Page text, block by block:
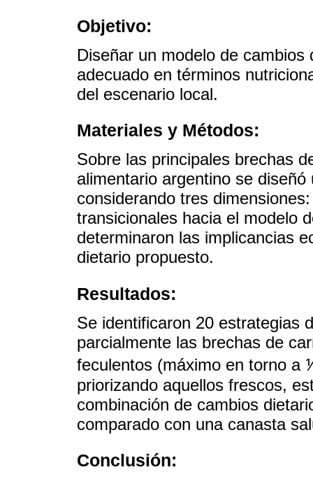
Objetivo:
Diseñar un modelo de
adecuado en términos
del escenario local.
Materiales y Métodos:
Sobre las principales brechas
alimentario argentino se
considerando tres
transicionales hacia el modelo
determinaron las implicancias
dietario propuesto.
Resultados:
Se identificaron 20 estrategias
parcialmente las brechas de
feculentos (máximo en torno a
priorizando aquellos frescos,
combinación de cambios
comparado con una canasta
Conclusión: